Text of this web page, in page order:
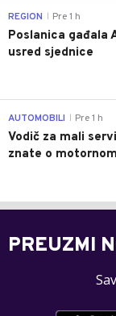
REGION Pre 1 h
Poslanica gađala
usred sjednice
AUTOMOBILI Pre 1 h
Vodič za mali
znate o
PREUZMI